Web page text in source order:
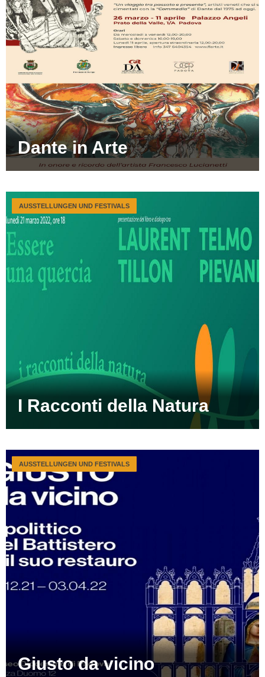
Dante in Arte
I Racconti della Natura
AUSSTELLUNGEN UND FESTIVALS
Giusto da vicino
AUSSTELLUNGEN UND FESTIVALS